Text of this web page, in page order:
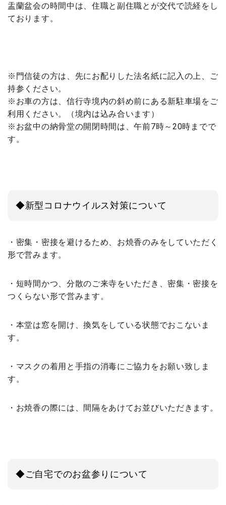
盂蘭盆会の時間中は、住職と副住職とが交代で読経をし
ております。
※門信徒の方は、先にお配りした法名紙に記入の上、ご
持参ください。
※お車の方は、信行寺境内の斜め前にある新駐車場をご
利用ください。（境内は込み合います）
※お盆中の納骨堂の開閉時間は、午前7時～20時までで
す。
◆新型コロナウイルス対策について
・密集・密接を避けるため、お焼香のみをしていただく
形で営みます。
・短時間かつ、分散のご来寺をいただき、密集・密接を
つくらない形で営みます。
・本堂は窓を開け、換気をしている状態でおこないま
す。
・マスクの着用と手指の消毒にご協力をお願い致しま
す。
・お焼香の際には、間隔をあけてお並びいただきます。
◆ご自宅でのお盆参りについて